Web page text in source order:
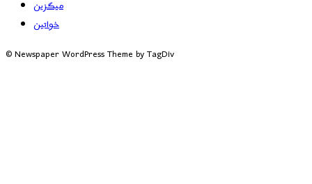
میگزین
خواتین
© Newspaper WordPress Theme by TagDiv